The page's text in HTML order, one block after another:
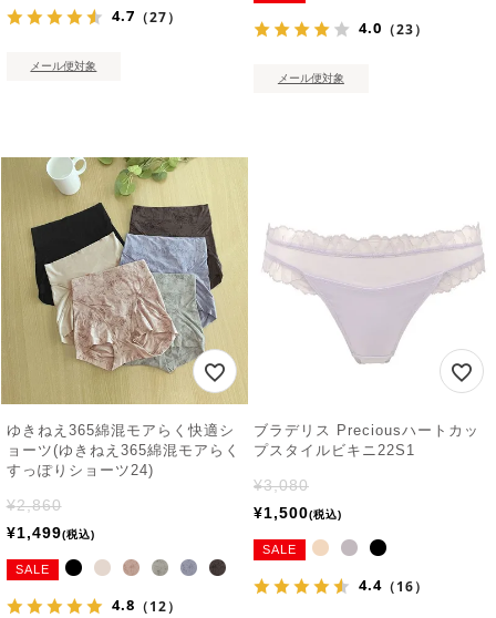
4.7 （27）
メール便対象
4.0 （23）
メール便対象
ゆきねえ365綿混モアらく快適シ
ョーツ(ゆきねえ365綿混モアらく
すっぽりショーツ24)
¥2,860
¥1,499 税込
SALE
4.8 （12）
ブラデリス Preciousハートカッ
プスタイルビキニ22S1
¥3,080
¥1,500 税込
SALE
4.4 （16）